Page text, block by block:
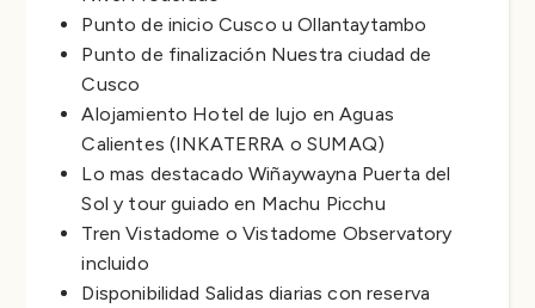
Punto de inicio Cusco u Ollantaytambo
Punto de finalización Nuestra ciudad de
Cusco
Alojamiento Hotel de lujo en Aguas
Calientes (INKATERRA o SUMAQ)
Lo mas destacado Wiñaywayna Puerta del
Sol y tour guiado en Machu Picchu
Tren Vistadome o Vistadome Observatory
incluido
Disponibilidad Salidas diarias con reserva